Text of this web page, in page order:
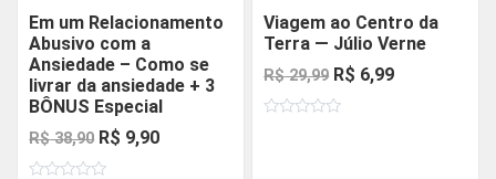
Em um Relacionamento
Abusivo com a
Ansiedade – Como se
livrar da ansiedade + 3
BÔNUS Especial
R$38,90 O
preço
R$ 9,90O
Viagem ao Centro da
Terra — Júlio Verne
R$29,99 O
preço
R$ 6,99O